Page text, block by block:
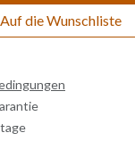
Auf die Wunschliste